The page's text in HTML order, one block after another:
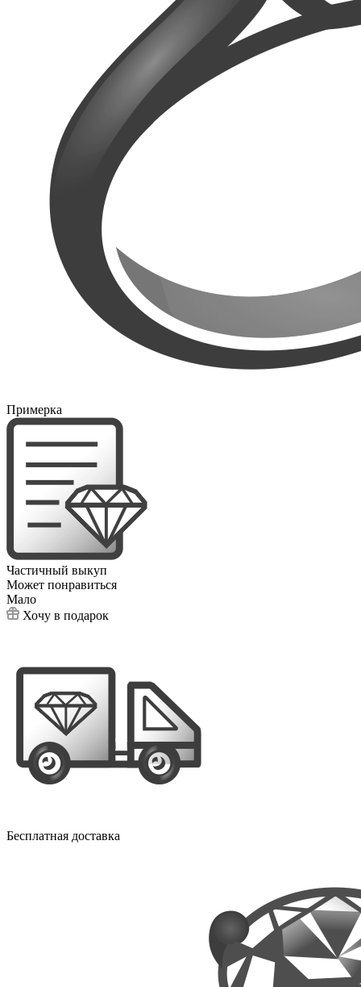
Примерка
Частичный выкуп
Может понравиться
Мало
Хочу в подарок
Бесплатная доставка